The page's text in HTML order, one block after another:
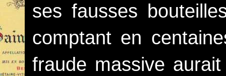
ses fausses
comptant en
fraude massive